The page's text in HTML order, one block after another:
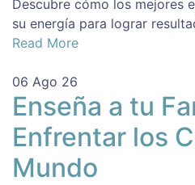
Descubre cómo los mejores
su energía para lograr
Read More
06 Ago 26
Enseña a tu
Enfrentar los
Mundo